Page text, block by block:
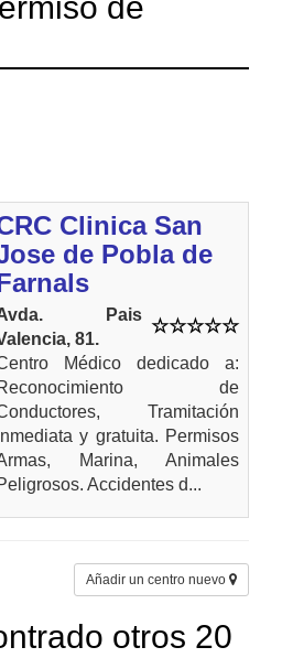
Clinica San
de Pobla de
Pais
81.
Médico dedicado a:
de
Tramitación
y gratuita. Permisos
Marina, Animales
Accidentes d...
Añadir un centro nuevo
otros 20